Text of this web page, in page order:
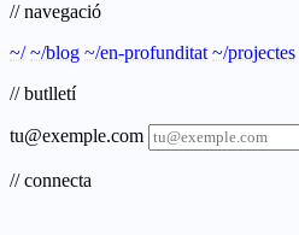
// navegació
~/ ~/blog ~/en-profunditat ~/projectes
// butlletí
tu@exemple.com
// connecta